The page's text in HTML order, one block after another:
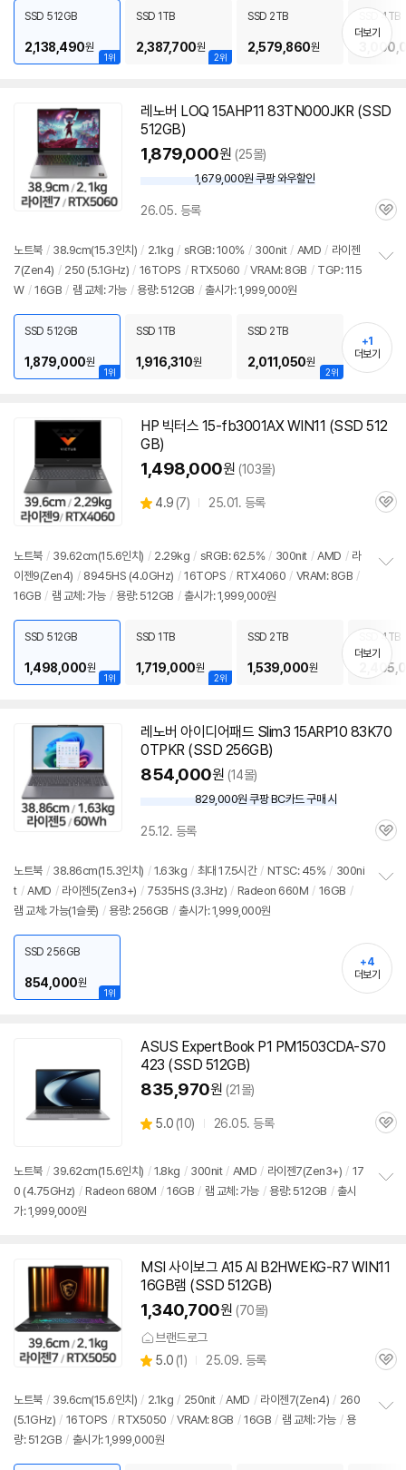
치
기
1위
SSD 512GB
2,138,490원
2위
SSD 1TB
2,387,700원
SSD 2TB
2,579,860원
SSD 4TB
더보기
레노버 LOQ 15AHP11 83TN000JKR (SSD
512GB)
1,879,000원 (25몰)
할
가
1,679,000원 쿠팡 와우할인
26.05. 등록
관
노트북 / 38.9cm(15.3인치) / 2.1kg / sRGB: 100% / 300nit / AMD / 라이젠
7(Zen4) / 250 (5.1GHz) / 16TOPS / RTX5060 / VRAM: 8GB / TGP: 115
W / 16GB / 램 교체: 가능 / 용량: 512GB / 출시가: 1,999,000원
기
1위
SSD 512GB
1,879,000원
SSD 1TB
1,916,310원
2위
SSD 2TB
2,011,050원
+1
더보기
HP 빅터스 15-fb3001AX WIN11 (SSD 512
GB)
1,498,000원 (103몰)
별
4.9 (상
뷰
7) 25.01. 등록
관
노트북 / 39.62cm(15.6인치) / 2.29kg / sRGB: 62.5% / 300nit / AMD / 라
이젠9(Zen4) / 8945HS (4.0GHz) / 16TOPS / RTX4060 / VRAM: 8GB /
16GB / 램 교체: 가능 / 용량: 512GB / 출시가: 1,999,000원
치
기
1위
SSD 512GB
1,498,000원
2위
SSD 1TB
1,719,000원
SSD 2TB
1,539,000원
SSD 4TB
더보기
레노버 아이디어패드 Slim3 15ARP10 83K70
0TPKR (SSD 256GB)
854,000원 (14몰)
할
가
829,000원 쿠팡 BC카드 구매 시
25.12. 등록
관
노트북 / 38.86cm(15.3인치) / 1.63kg / 최대 17.5시간 / NTSC: 45% / 300ni
t / AMD / 라이젠5(Zen3+) / 7535HS (3.3Hz) / Radeon 660M / 16GB /
램 교체: 가능(1슬롯) / 용량: 256GB / 출시가: 1,999,000원
기
1위
SSD 256GB
854,000원
+4
더보기
ASUS ExpertBook P1 PM1503CDA-S70
423 (SSD 512GB)
835,970원 (21몰)
별
5.0 (상
뷰
10) 26.05. 등록
관
노트북 / 39.62cm(15.6인치) / 1.8kg / 300nit / AMD / 라이젠7(Zen3+) / 17
0 (4.75GHz) / Radeon 680M / 16GB / 램 교체: 가능 / 용량: 512GB / 출시
가: 1,999,000원
기
MSI 사이보그 A15 AI B2HWEKG-R7 WIN11
16GB램 (SSD 512GB)
1,340,700원 (70몰)
브랜드로그
별
5.0 (상
리
뷰
1) 25.09. 등록
관
노트북 / 39.6cm(15.6인치) / 2.1kg / 250nit / AMD / 라이젠7(Zen4) / 260
(5.1GHz) / 16TOPS / RTX5050 / VRAM: 8GB / 16GB / 램 교체: 가능 / 용
량: 512GB / 출시가: 1,999,000원